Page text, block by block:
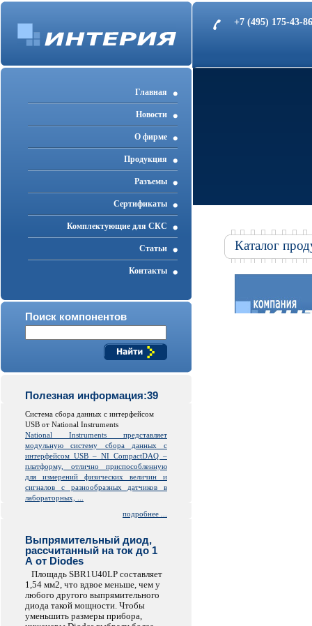
+7 (495) 175-43-
Главная
Новости
О фирме
Продукция
Разъемы
Cертификаты
Комплектующие для СКС
Статьи
Контакты
Поиск компонентов
Полезная информация:39
Система сбора данных с интерфейсом
USB от National Instruments
National Instruments представляет
модульную систему сбора данных с
интерфейсом USB – NI CompactDAQ –
платформу, отлично приспособленную
для измерений физических величин и
сигналов с разнообразных датчиков в
лабораторных, ...
подробнее ...
Выпрямительный диод,
рассчитанный на ток до 1
А от Diodes
Площадь SBR1U40LP составляет
1,54 мм2, что вдвое меньше, чем у
любого другого выпрямительного
диода такой мощности. Чтобы
уменьшить размеры прибора,
Каталог